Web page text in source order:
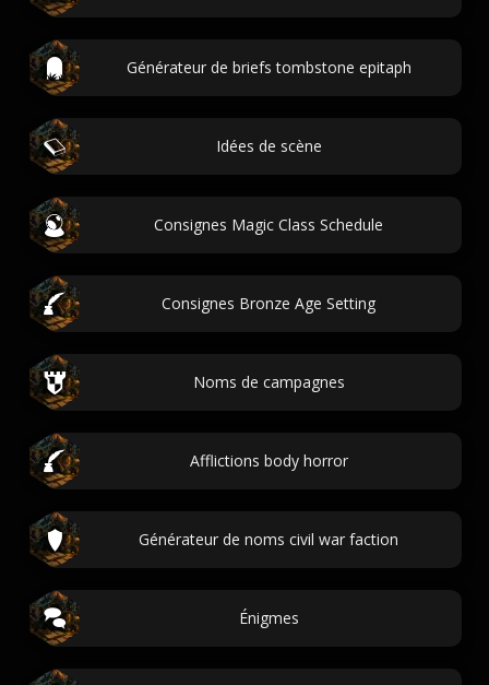
Générateur de briefs tombstone epitaph
Idées de scène
Consignes Magic Class Schedule
Consignes Bronze Age Setting
Noms de campagnes
Afflictions body horror
Générateur de noms civil war faction
Énigmes